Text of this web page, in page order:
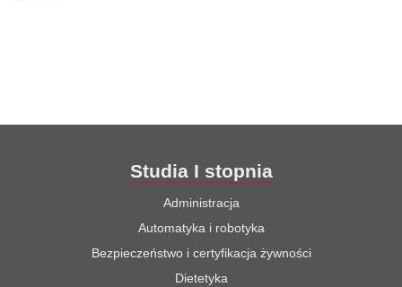
Studia I stopnia
Administracja
Automatyka i robotyka
Bezpieczeństwo i certyfikacja żywności
Dietetyka